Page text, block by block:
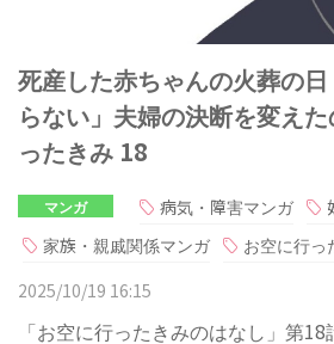
死産した赤ちゃんの火葬の
らない」夫婦の決断を変え
ったきみ 18
マンガ 病気・障害マンガ
家族・親戚関係マンガ
お空に行っ
2025/10/19 16:15
「お空に行ったきみのはなし」第18